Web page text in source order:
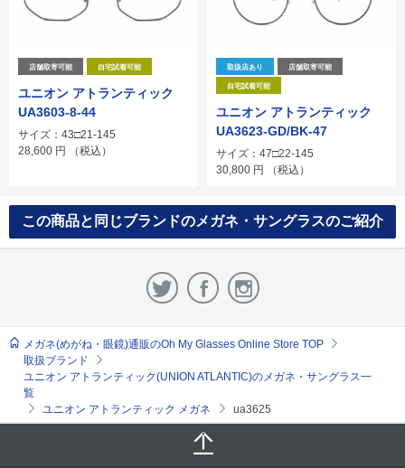
店舗取寄可能 自宅試着可能
ユニオン アトランティック
UA3603-8-44
サイズ：43□21-145
28,600 円 （税込）
取扱店あり 店舗取寄可能
自宅試着可能
ユニオン アトランティック
UA3623-GD/BK-47
サイズ：47□22-145
30,800 円 （税込）
この商品と同じブランドのメガネ・サングラスのご紹介
メガネ(めがね・眼鏡)通販のOh My Glasses Online Store TOP
取扱ブランド
ユニオン アトランティック(UNION ATLANTIC)のメガネ・サングラス一
覧
ユニオン アトランティック メガネ
ua3625